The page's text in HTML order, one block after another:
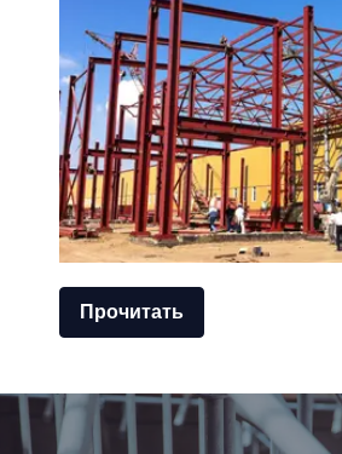
Прочитать